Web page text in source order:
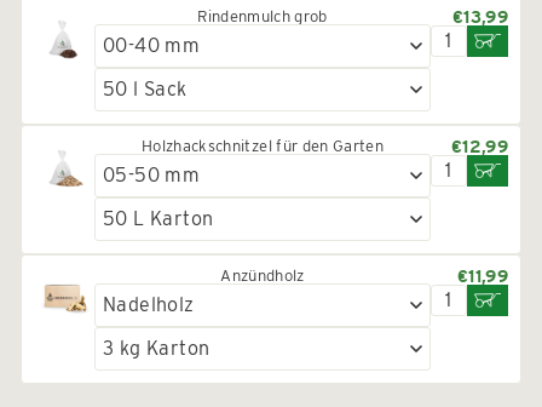
Rindenmulch grob €13,99
Holzhackschnitzel für den Garten €12,99
Anzündholz €11,99